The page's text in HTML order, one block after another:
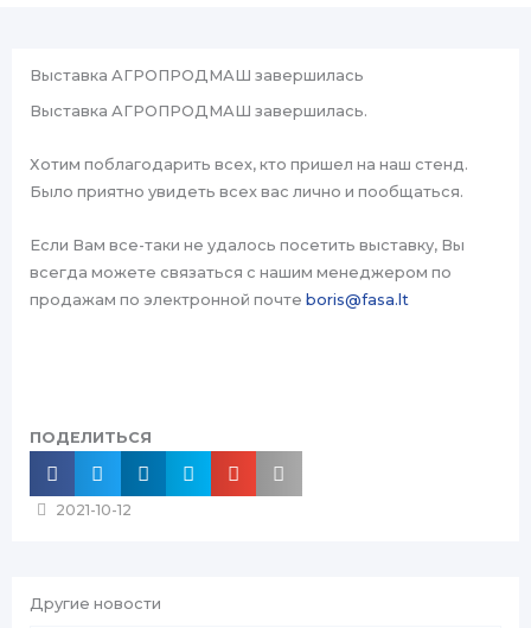
Выставка АГРОПРОДМАШ завершилась
Выставка АГРОПРОДМАШ завершилась.
Хотим поблагодарить всех, кто пришел на наш стенд.
Было приятно увидеть всех вас лично и пообщаться.
Если Вам все-таки не удалось посетить выставку, Вы
всегда можете связаться с нашим менеджером по
продажам по электронной почте boris@fasa.lt
ПОДЕЛИТЬСЯ
2021-10-12
Другие новости